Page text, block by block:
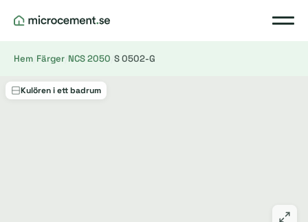
Hem Färger NCS 2050 S 0502-G
Kulören i ett badrum